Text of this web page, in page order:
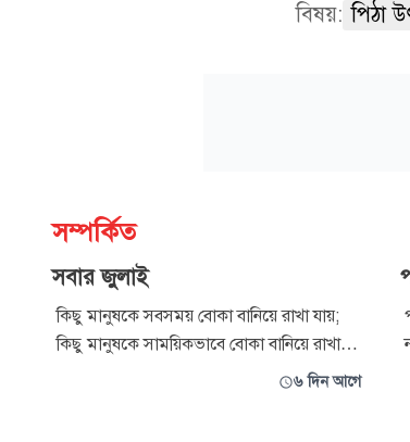
বিষয়: পিঠা
সম্পর্কিত
সবার জুলাই
কিছু মানুষকে সবসময় বোকা বানিয়ে রাখা যায়;
কিছু মানুষকে সাময়িকভাবে বোকা বানিয়ে রাখা
যায়। ছলছাতুরীর আশ্রয়ে লোভনীয় কর্মের মাধ্যমে
৬ দিন আগে